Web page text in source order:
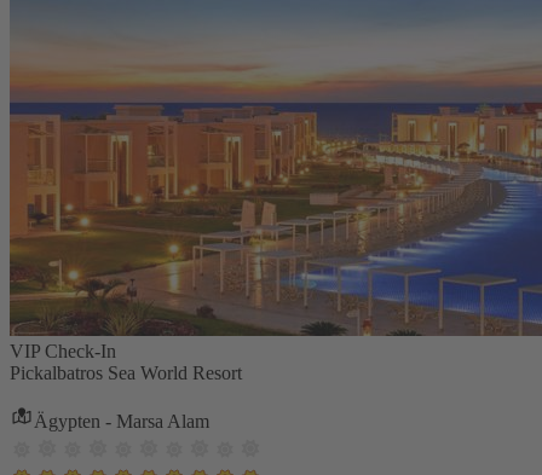
VIP Check-In
Pickalbatros Sea World Resort
Ägypten - Marsa Alam